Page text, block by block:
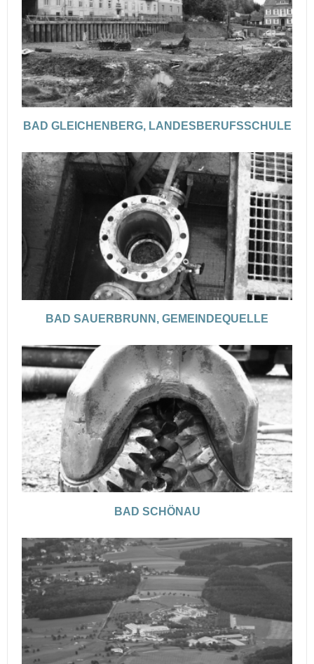
BAD GLEICHENBERG, LANDESBERUFSSCHULE
BAD SAUERBRUNN, GEMEINDEQUELLE
BAD SCHÖNAU